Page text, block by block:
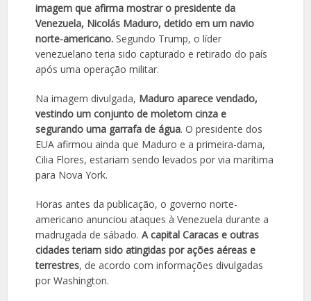
imagem que afirma mostrar o presidente da
Venezuela, Nicolás Maduro, detido em um navio
norte-americano. Segundo Trump, o líder
venezuelano teria sido capturado e retirado do país
após uma operação militar.
Na imagem divulgada, Maduro aparece vendado,
vestindo um conjunto de moletom cinza e
segurando uma garrafa de água. O presidente dos
EUA afirmou ainda que Maduro e a primeira-dama,
Cilia Flores, estariam sendo levados por via marítima
para Nova York.
Horas antes da publicação, o governo norte-
americano anunciou ataques à Venezuela durante a
madrugada de sábado.A capital Caracas e outras
cidades teriam sido atingidas por ações aéreas e
terrestres, de acordo com informações divulgadas
por Washington.